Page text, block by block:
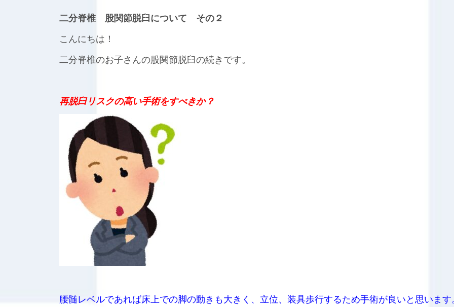
二分脊椎 股関節脱臼について その２
こんにちは！
二分脊椎のお子さんの股関節脱臼の続きです。
再脱臼リスクの高い手術をすべきか？
腰髄レベルであれば床上での脚の動きも大きく、立位、装具歩行するため手術が良いと思います